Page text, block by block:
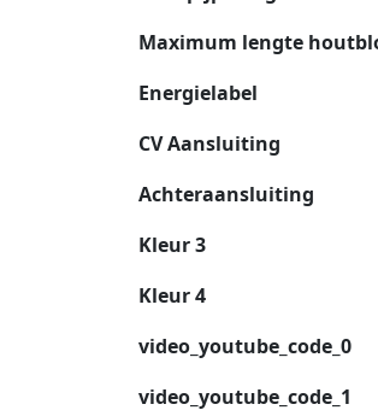
Maximum lengte
Energielabel
CV Aansluiting
Achteraansluiting
Kleur 3
Kleur 4
video_youtube_code_0
video_youtube_code_1